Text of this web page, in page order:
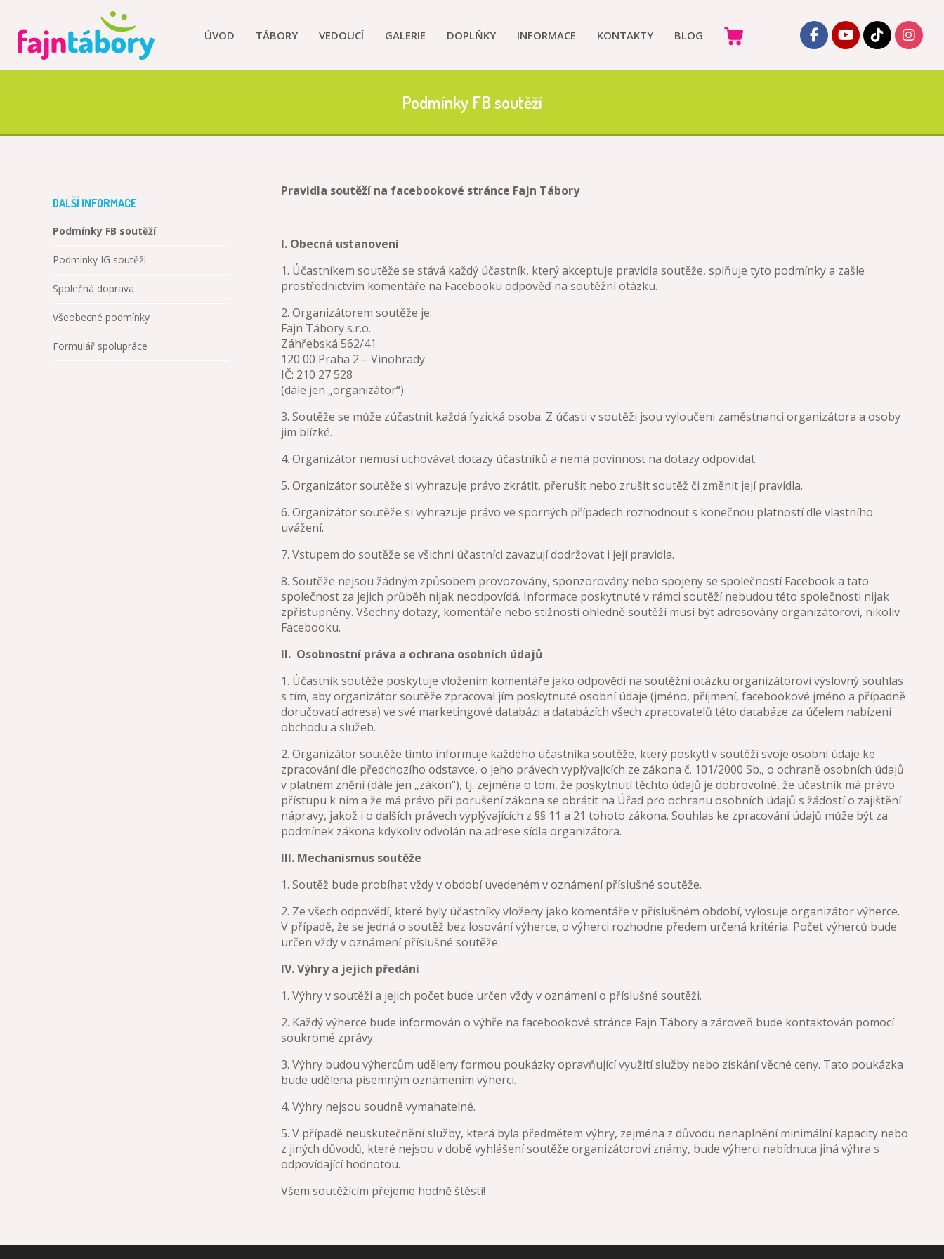
ÚVOD TÁBORY VEDOUCÍ GALERIE DOPLŇKY INFORMACE KONTAKTY BLOG
Podmínky FB soutěží
DALŠÍ INFORMACE
Podmínky FB soutěží
Podmínky IG soutěží
Společná doprava
Všeobecné podmínky
Formulář spolupráce
Pravidla soutěží na facebookové stránce Fajn Tábory
I. Obecná ustanovení
1. Účastníkem soutěže se stává každý účastník, který akceptuje pravidla soutěže, splňuje tyto podmínky a zašle
prostřednictvím komentáře na Facebooku odpověď na soutěžní otázku.
2. Organizátorem soutěže je:
Fajn Tábory s.r.o.
Záhřebská 562/41
120 00 Praha 2 – Vinohrady
IČ: 210 27 528
(dále jen „organizátor“).
3. Soutěže se může zúčastnit každá fyzická osoba. Z účasti v soutěži jsou vyloučeni zaměstnanci organizátora a osoby
jim blízké.
4. Organizátor nemusí uchovávat dotazy účastníků a nemá povinnost na dotazy odpovídat.
5. Organizátor soutěže si vyhrazuje právo zkrátit, přerušit nebo zrušit soutěž či změnit její pravidla.
6. Organizátor soutěže si vyhrazuje právo ve sporných případech rozhodnout s konečnou platností dle vlastního
uvážení.
7. Vstupem do soutěže se všichni účastníci zavazují dodržovat i její pravidla.
8. Soutěže nejsou žádným způsobem provozovány, sponzorovány nebo spojeny se společností Facebook a tato
společnost za jejich průběh nijak neodpovídá. Informace poskytnuté v rámci soutěží nebudou této společnosti nijak
zpřístupněny. Všechny dotazy, komentáře nebo stížnosti ohledně soutěží musí být adresovány organizátorovi, nikoliv
Facebooku.
II. Osobnostní práva a ochrana osobních údajů
1. Účastník soutěže poskytuje vložením komentáře jako odpovědi na soutěžní otázku organizátorovi výslovný souhlas
s tím, aby organizátor soutěže zpracoval jím poskytnuté osobní údaje (jméno, příjmení, facebookové jméno a případně
doručovací adresa) ve své marketingové databázi a databázích všech zpracovatelů této databáze za účelem nabízení
obchodu a služeb.
2. Organizátor soutěže tímto informuje každého účastníka soutěže, který poskytl v soutěži svoje osobní údaje ke
zpracování dle předchozího odstavce, o jeho právech vyplývajících ze zákona č. 101/2000 Sb., o ochraně osobních údajů
v platném znění (dále jen „zákon“), tj. zejména o tom, že poskytnutí těchto údajů je dobrovolné, že účastník má právo
přístupu k nim a že má právo při porušení zákona se obrátit na Úřad pro ochranu osobních údajů s žádostí o zajištění
nápravy, jakož i o dalších právech vyplývajících z §§ 11 a 21 tohoto zákona. Souhlas ke zpracování údajů může být za
podmínek zákona kdykoliv odvolán na adrese sídla organizátora.
III. Mechanismus soutěže
1. Soutěž bude probíhat vždy v období uvedeném v oznámení příslušné soutěže.
2. Ze všech odpovědí, které byly účastníky vloženy jako komentáře v příslušném období, vylosuje organizátor výherce.
V případě, že se jedná o soutěž bez losování výherce, o výherci rozhodne předem určená kritéria. Počet výherců bude
určen vždy v oznámení příslušné soutěže.
IV. Výhry a jejich předání
1. Výhry v soutěži a jejich počet bude určen vždy v oznámení o příslušné soutěži.
2. Každý výherce bude informován o výhře na facebookové stránce Fajn Tábory a zároveň bude kontaktován pomocí
soukromé zprávy.
3. Výhry budou výhercům uděleny formou poukázky opravňující využití služby nebo získání věcné ceny. Tato poukázka
bude udělena písemným oznámením výherci.
4. Výhry nejsou soudně vymahatelné.
5. V případě neuskutečnění služby, která byla předmětem výhry, zejména z důvodu nenaplnění minimální kapacity nebo
z jiných důvodů, které nejsou v době vyhlášení soutěže organizátorovi známy, bude výherci nabídnuta jiná výhra s
odpovídající hodnotou.
Všem soutěžícím přejeme hodně štěstí!